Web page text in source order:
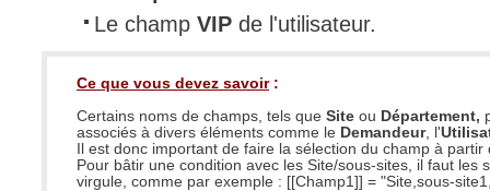
Le champ VIP de l'utilisateur.
Ce que vous devez savoir:
Certains noms de champs, tels que Site ou Département,
associés à divers éléments comme le Demandeur, l'
Il est donc important de faire la sélection du champ à
Pour bâtir une condition avec les Site/sous-sites, il faut les
virgule, comme par exemple : [[Champ1]] = "Site,sous-